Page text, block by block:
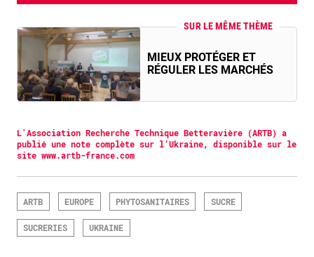
SUR LE MÊME THÈME
MIEUX PROTÉGER ET
RÉGULER LES MARCHÉS
L'Association Recherche Technique Betteravière (ARTB) a
publié une note complète sur l’Ukraine, disponible sur le
site www.artb-france.com
ARTB EUROPE PHYTOSANITAIRES SUCRE
SUCRERIES UKRAINE